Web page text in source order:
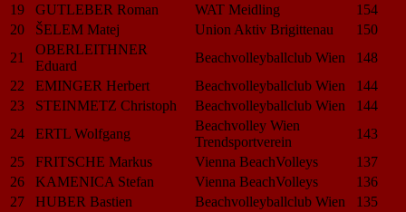
19
GUTLEBER Roman WAT Meidling
154
20
ŠELEM Matej Union Aktiv Brigittenau
150
21
OBERLEITHNER
Eduard
Beachvolleyballclub Wien
148
22
EMINGER Herbert Beachvolleyballclub Wien
144
23
STEINMETZ Christoph Beachvolleyballclub Wien
144
24
ERTL Wolfgang
Beachvolley Wien
Trendsportverein
143
25
FRITSCHE Markus Vienna BeachVolleys
137
26
KAMENICA Stefan Vienna BeachVolleys
136
27
HUBER Bastien Beachvolleyballclub Wien
135